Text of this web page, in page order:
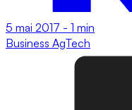
5 mai 2017 - 1 min
Business AgTech